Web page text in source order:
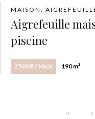
MAISON,
Aigrefeuille
piscine
2 500 € / Mois 190 m²